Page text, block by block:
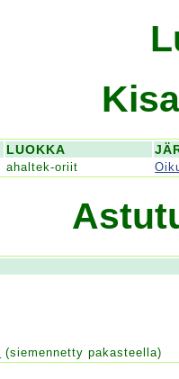
LUOKKA
ahaltek-oriit
(siemennetty pakasteella)